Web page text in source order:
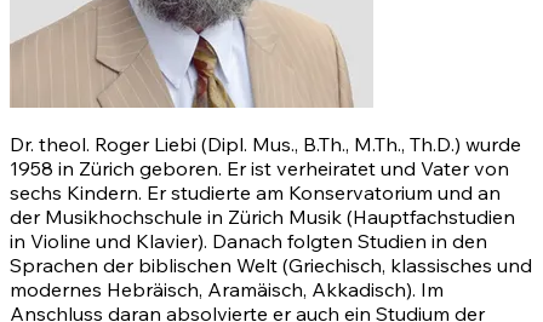
Dr. theol. Roger Liebi (Dipl. Mus., B.Th., M.Th., Th.D.) wurde
1958 in Zürich geboren. Er ist verheiratet und Vater von
sechs Kindern. Er studierte am Konservatorium und an
der Musikhochschule in Zürich Musik (Hauptfachstudien
in Violine und Klavier). Danach folgten Studien in den
Sprachen der biblischen Welt (Griechisch, klassisches und
modernes Hebräisch, Aramäisch, Akkadisch). Im
Anschluss daran absolvierte er auch ein Studium der